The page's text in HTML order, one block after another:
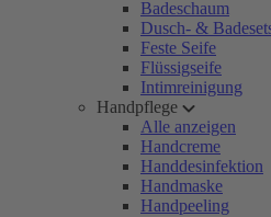
Badeschaum
Dusch- &
Feste Seife
Flüssigseife
Intimreinigung
Handpflege
Alle anzeigen
Handcreme
Handdesinfektion
Handmaske
Handpeeling